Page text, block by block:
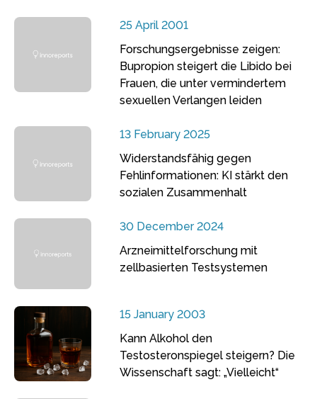
25 April 2001
Forschungsergebnisse zeigen:
Bupropion steigert die Libido bei
Frauen, die unter vermindertem
sexuellen Verlangen leiden
13 February 2025
Widerstandsfähig gegen
Fehlinformationen: KI stärkt den
sozialen Zusammenhalt
30 December 2024
Arzneimittelforschung mit
zellbasierten Testsystemen
15 January 2003
Kann Alkohol den
Testosteronspiegel steigern? Die
Wissenschaft sagt: „Vielleicht“